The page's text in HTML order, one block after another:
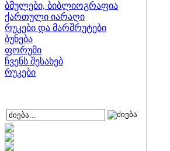
ბმულები, ბიბლიოგრაფია
ქართული იარაღი
რუკები და მარშრუტები
ბუნება
ფორუმი
ჩვენს შესახებ
რუკები